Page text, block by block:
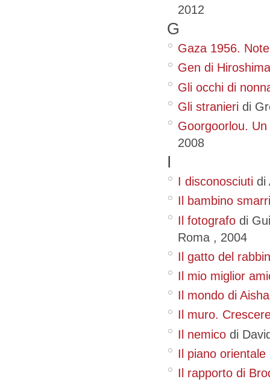
2012
G
Gaza 1956.
Gen di Hiroshima
Gli occhi di
Gli stranieri di
Goorgoorlou.
2008
I
I disconosciuti di
Il bambino
Il fotografo di
Roma , 2004
Il gatto del
Il mio miglior
Il mondo di Aisha
Il muro.
Il nemico di
Il piano orientale
Il rapporto di